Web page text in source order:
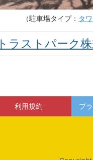
（駐車場タイプ： タ
トラストパーク
利用規約 プ